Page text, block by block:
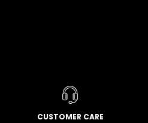
CUSTOMER CARE